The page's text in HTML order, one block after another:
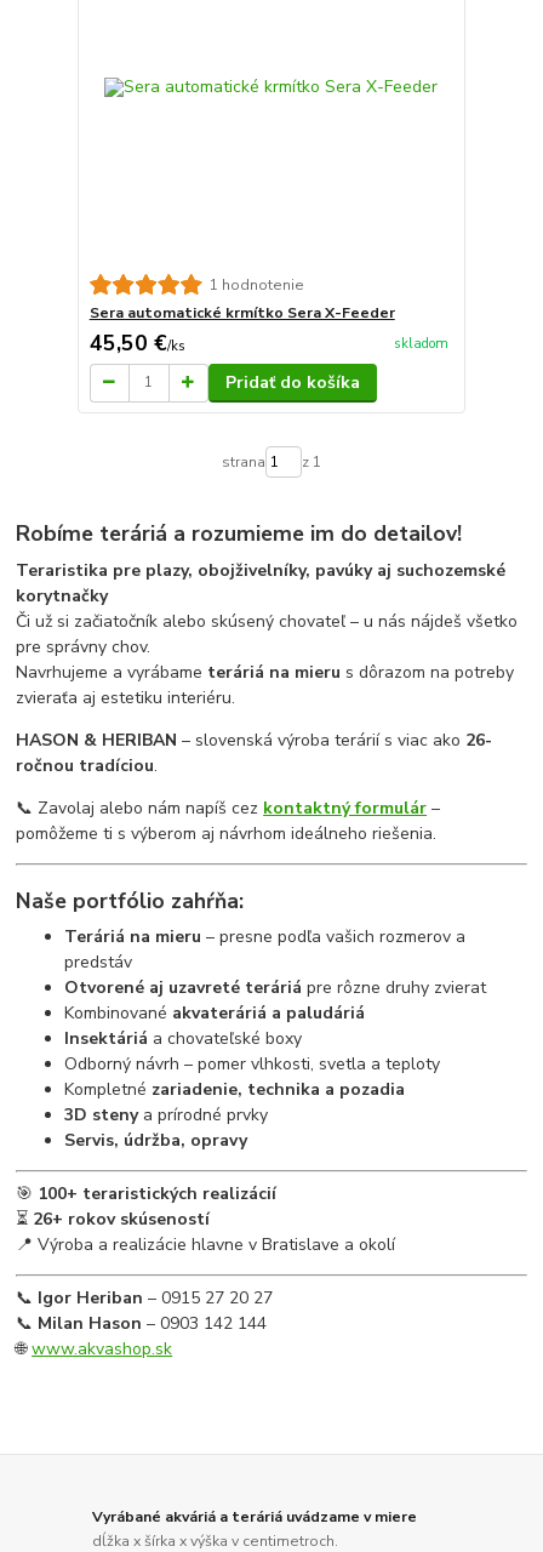
1 hodnotenie
Sera automatické krmítko Sera X-Feeder
45,50 €/ks skladom
Pridať do košíka
strana z 1
Robíme teráriá a rozumieme im do detailov!
Teraristika pre plazy, obojživelníky, pavúky aj suchozemské
korytnačky
Či už si začiatočník alebo skúsený chovateľ – u nás nájdeš všetko
pre správny chov.
Navrhujeme a vyrábame teráriá na mieru s dôrazom na potreby
zvieraťa aj estetiku interiéru.
HASON & HERIBAN – slovenská výroba terárií s viac ako 26-
ročnou tradíciou.
📞 Zavolaj alebo nám napíš cez kontaktný formulár –
pomôžeme ti s výberom aj návrhom ideálneho riešenia.
Naše portfólio zahŕňa:
Teráriá na mieru – presne podľa vašich rozmerov a
predstáv
Otvorené aj uzavreté teráriá pre rôzne druhy zvierat
Kombinované akvateráriá a paludáriá
Insektáriá a chovateľské boxy
Odborný návrh – pomer vlhkosti, svetla a teploty
Kompletné zariadenie, technika a pozadia
3D stenya prírodné prvky
Servis, údržba, opravy
🎯 100+ teraristických realizácií
⏳ 26+ rokov skúseností
📍 Výroba a realizácie hlavne v Bratislave a okolí
📞 Igor Heriban – 0915 27 20 27
📞 Milan Hason – 0903 142 144
🌐www.akvashop.sk
Vyrábané akváriá a teráriá uvádzame v miere
dĺžka x šírka x výška v centimetroch.